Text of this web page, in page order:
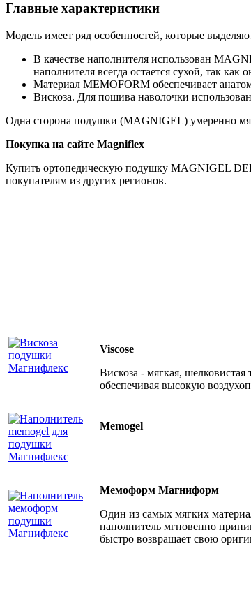
Главные характеристики
Модель имеет ряд особенностей, которые
В качестве наполнителя использован
наполнителя всегда остается сухой, так
Материал MEMOFORM обеспечивает
Вискоза. Для пошива наволочки
Одна сторона подушки (MAGNIGEL) умеренно
Покупка на сайте Magniflex
Купить ортопедическую подушку MAGNIGEL
покупателям из других регионов.
Viscose
Вискоза - мягкая,
обеспечивая высокую
Memogel
Мемоформ Магниформ
Один из самых мягких
наполнитель мгновенно
быстро возвращает свою